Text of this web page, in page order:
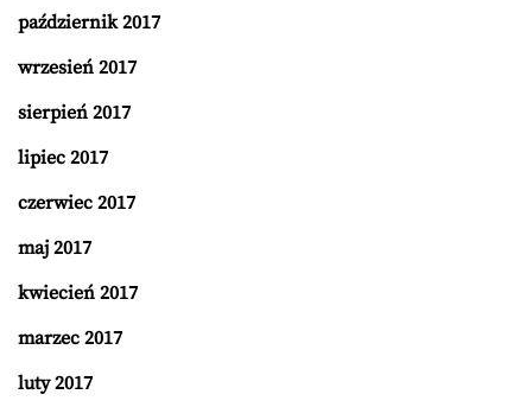
październik 2017
wrzesień 2017
sierpień 2017
lipiec 2017
czerwiec 2017
maj 2017
kwiecień 2017
marzec 2017
luty 2017